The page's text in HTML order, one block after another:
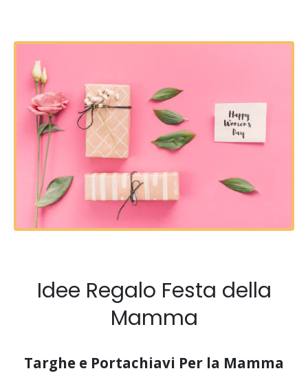
Idee Regalo Festa della
Mamma
Targhe e Portachiavi Per la Mamma